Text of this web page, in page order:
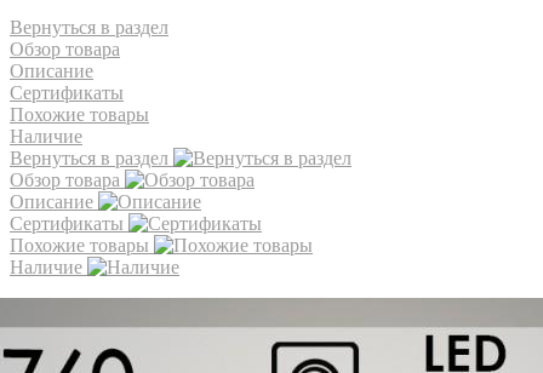
Вернуться в раздел
Обзор товара
Описание
Сертификаты
Похожие товары
Наличие
Вернуться в раздел
Обзор товара
Описание
Сертификаты
Похожие товары
Наличие